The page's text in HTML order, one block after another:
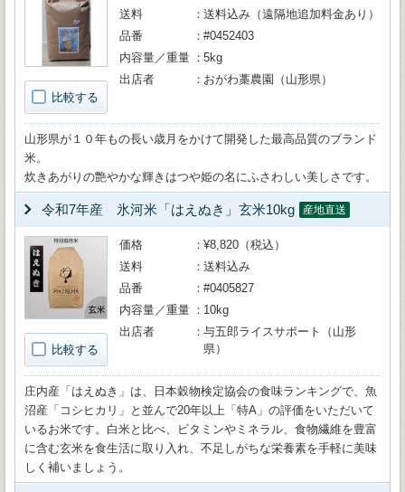
比較する
送料
送料込み（遠隔地追加料金あり）
品番
#0452403
内容量／重量
5kg
出店者
おがわ藁農園（山形県）
山形県が１０年もの長い歳月をかけて開発した最高品質のブランド
米。
炊きあがりの艶やかな輝きはつや姫の名にふさわしい美しさです。
令和7年産 氷河米「はえぬき」玄米10kg 産地直送
比較する
価格
¥8,820（税込）
送料
送料込み
品番
#0405827
内容量／重量
10kg
出店者
与五郎ライスサポート（山形
県）
庄内産「はえぬき」は、日本穀物検定協会の食味ランキングで、魚
沼産「コシヒカリ」と並んで20年以上「特A」の評価をいただいて
いるお米です。白米と比べ、ビタミンやミネラル、食物繊維を豊富
に含む玄米を食生活に取り入れ、不足しがちな栄養素を手軽に美味
しく補いましょう。